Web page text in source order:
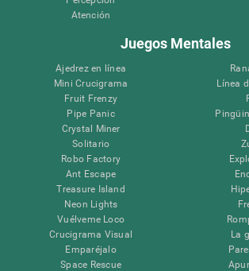
Atención
Juegos Mentales
Ajedrez en línea
Mini Crucigrama
Fruit Frenzy
Pipe Panic
Crystal Miner
Solitario
Robo Factory
Ant Escape
Treasure Island
Neon Lights
Vuélveme Loco
Crucigrama Visual
Emparéjalo
Space Rescue
Línea
La